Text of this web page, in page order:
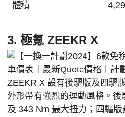
體積
3. 極氪 ZEEKR X
ZEEKR X 設有後驅版及四驅
外形帶有強烈的運動風格。
及 343 Nm 最大扭力；四驅版